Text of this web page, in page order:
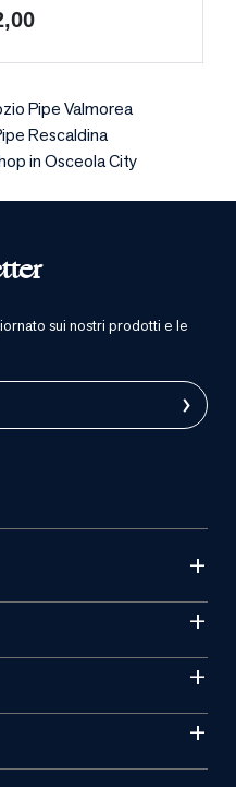
Pipe Valmorea
Rescaldina
in Osceola City
sui nostri prodotti e le
›